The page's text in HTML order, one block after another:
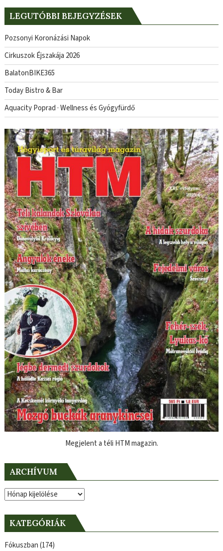
LEGUTÓBBI BEJEGYZÉSEK
Pozsonyi Koronázási Napok
Cirkuszok Éjszakája 2026
BalatonBIKE365
Today Bistro & Bar
Aquacity Poprad · Wellness és Gyógyfürdő
Megjelent a téli HTM magazin.
ARCHÍVUM
Archívum
KATEGÓRIÁK
Fókuszban(174)